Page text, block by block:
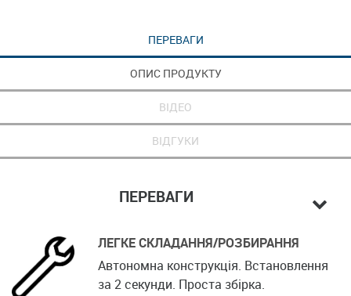
ПЕРЕВАГИ
ОПИС ПРОДУКТУ
ВІДЕО
ВІДГУКИ
ПЕРЕВАГИ
ЛЕГКЕ СКЛАДАННЯ/РОЗБИРАННЯ
Автономна конструкція. Встановлення
за 2 секунди. Проста збірка.